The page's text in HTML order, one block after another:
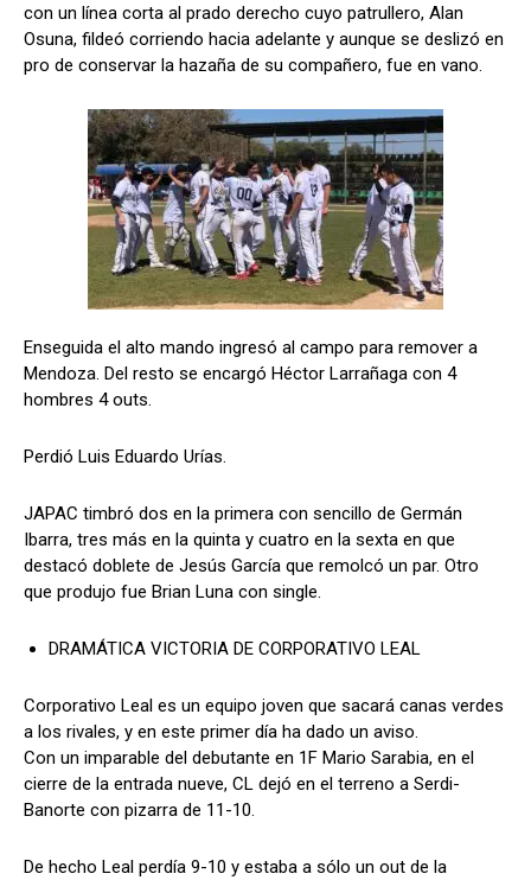
con un línea corta al prado derecho cuyo patrullero, Alan
Osuna, fildeó corriendo hacia adelante y aunque se deslizó en
pro de conservar la hazaña de su compañero, fue en vano.
Enseguida el alto mando ingresó al campo para remover a
Mendoza. Del resto se encargó Héctor Larrañaga con 4
hombres 4 outs.
Perdió Luis Eduardo Urías.
JAPAC timbró dos en la primera con sencillo de Germán
Ibarra, tres más en la quinta y cuatro en la sexta en que
destacó doblete de Jesús García que remolcó un par. Otro
que produjo fue Brian Luna con single.
DRAMÁTICA VICTORIA DE CORPORATIVO LEAL
Corporativo Leal es un equipo joven que sacará canas verdes
a los rivales, y en este primer día ha dado un aviso.
Con un imparable del debutante en 1F Mario Sarabia, en el
cierre de la entrada nueve, CL dejó en el terreno a Serdi-
Banorte con pizarra de 11-10.
De hecho Leal perdía 9-10 y estaba a sólo un out de la